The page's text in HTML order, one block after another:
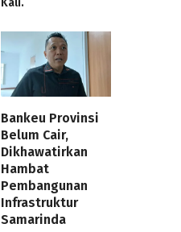
Bankeu Provinsi
Belum Cair,
Dikhawatirkan
Hambat
Pembangunan
Infrastruktur
Samarinda